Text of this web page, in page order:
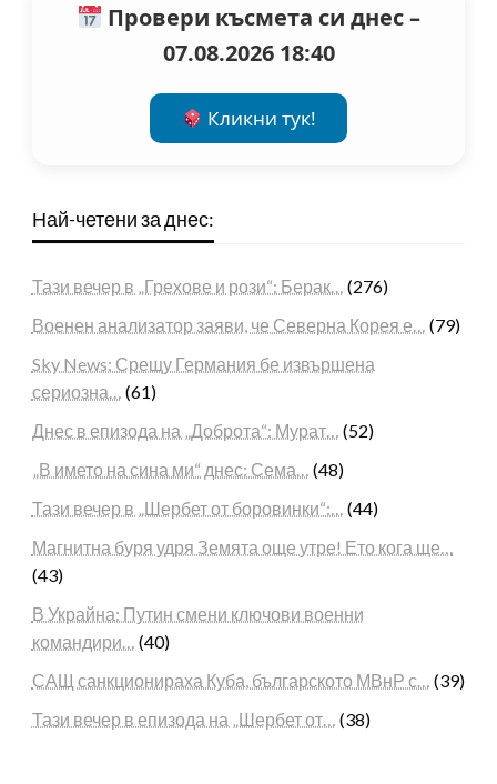
Провери късмета си днес –
07.08.2026 18:40
Кликни тук!
Най-четени за днес:
Тази вечер в „Грехове и рози“: Берак… (276)
Военен анализатор заяви, че Северна Корея е… (79)
Sky News: Срещу Германия бе извършена
сериозна… (61)
Днес в епизода на „Доброта“: Мурат… (52)
„В името на сина ми“ днес: Сема… (48)
Тази вечер в „Шербет от боровинки“:… (44)
Магнитна буря удря Земята още утре! Ето кога ще…
(43)
В Украйна: Путин смени ключови военни
командири… (40)
САЩ санкционираха Куба, българското МВнР с… (39)
Тази вечер в епизода на „Шербет от… (38)